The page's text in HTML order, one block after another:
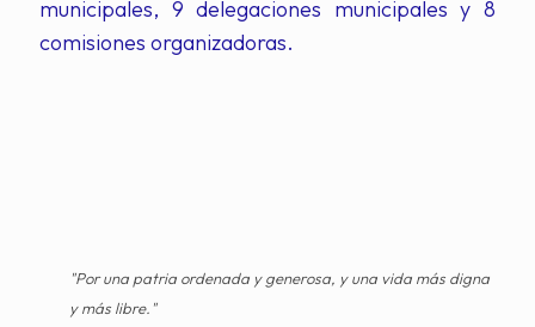
municipales, 9 delegaciones municipales y 8
comisiones organizadoras.
"Por una patria ordenada y generosa, y una vida más digna
y más libre."